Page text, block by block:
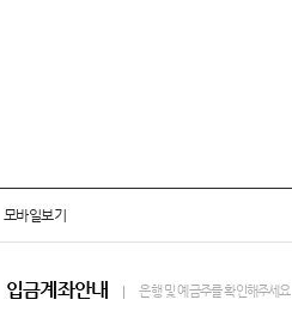
모바일보기
입금계좌안내 은행 및 예금주를 확인해주세요